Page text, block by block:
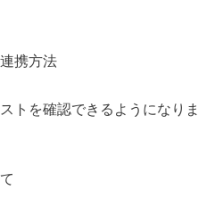
携方法
トを確認できるようになりま